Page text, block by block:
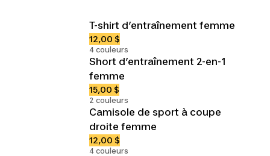
T-shirt d’entraînement femme
12,00 $
4 couleurs
Short d’entraînement 2-en-1
femme
15,00 $
2 couleurs
Camisole de sport à coupe
droite femme
12,00 $
4 couleurs